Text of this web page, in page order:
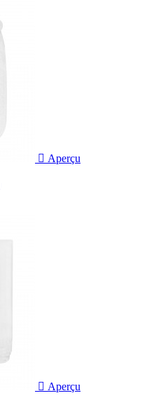
 Aperçu
 Aperçu